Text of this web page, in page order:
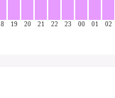
19 20 21 22 23 00 01 02